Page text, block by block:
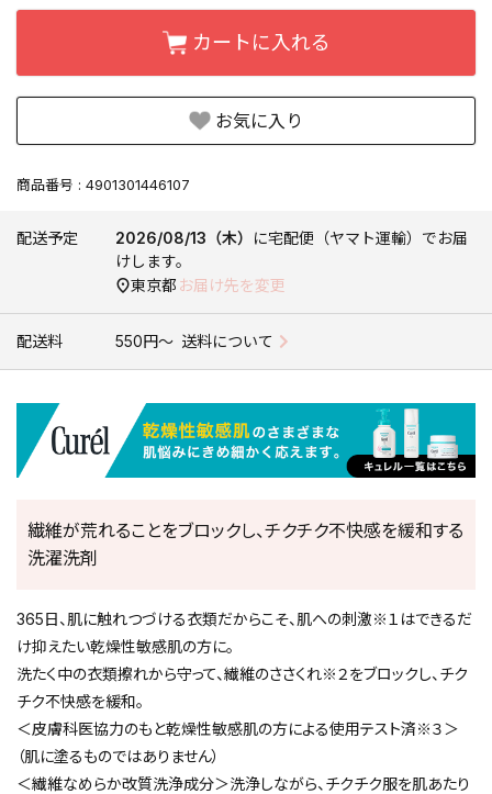
お気に入り
カートに入れる
商品番号 4901301446107
配送予定 2026/08/13（木） に宅配便（ヤマト運輸） でお届
けします。
東京都 お届け先を変更
配送料 550円〜 送料について
繊維が荒れることをブロックし、チクチク不快感を緩和する
洗濯洗剤
365日、肌に触れつづける衣類だからこそ、肌への刺激※１はできるだ
け抑えたい乾燥性敏感肌の方に。
洗たく中の衣類擦れから守って、繊維のささくれ※２をブロックし、チク
チク不快感を緩和。
＜皮膚科医協力のもと乾燥性敏感肌の方による使用テスト済※３＞
（肌に塗るものではありません）
＜繊維なめらか改質洗浄成分＞洗浄しながら、チクチク服を肌あたり